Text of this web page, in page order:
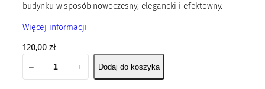
budynku w sposób nowoczesny, elegancki i efektowny.
Więcej informacji
120,00 zł
– + Dodaj do koszyka